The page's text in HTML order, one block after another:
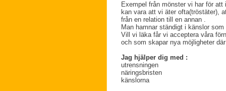
Exempel från mönster vi har för
kan vara att vi äter ofta(tröstäter),
från en relation till en annan .
Man hamnar ständigt i känslor
Vill vi läka får vi acceptera våra
och som skapar nya möjligheter
Jag hjälper dig med :
utrensningen
näringsbristen
känslorna